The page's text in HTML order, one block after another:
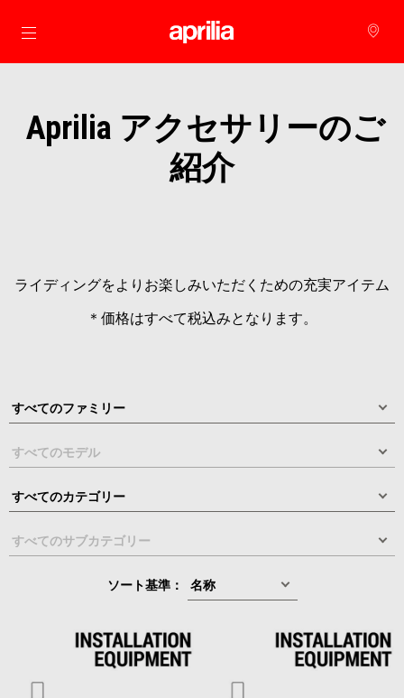
メインコンテンツへ
Aprilia アクセサリーのご
紹介
ライディングをよりお楽しみいただくための充実アイテム
＊価格はすべて税込みとなります。
ソート基準：